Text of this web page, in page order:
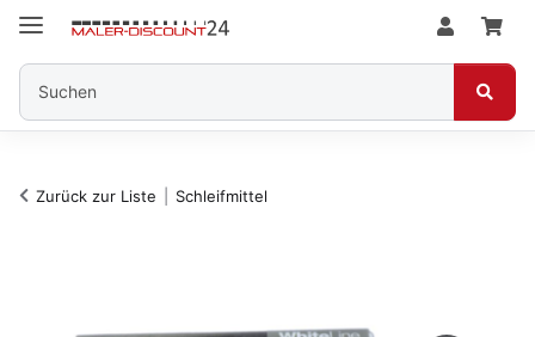
Zurück zur Liste Schleifmittel